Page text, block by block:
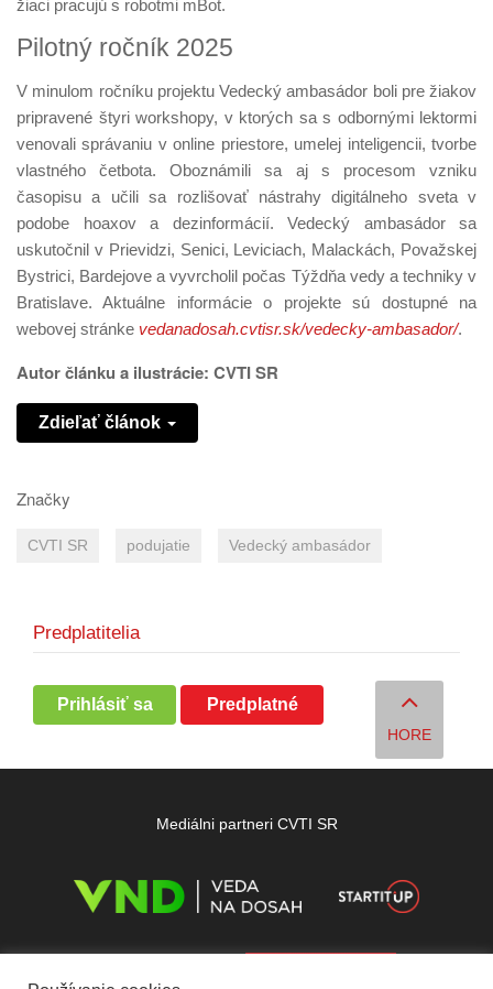
žiaci pracujú s robotmi mBot.
Pilotný ročník 2025
V minulom ročníku projektu Vedecký ambasádor boli pre žiakov
pripravené štyri workshopy, v ktorých sa s odbornými lektormi
venovali správaniu v online priestore, umelej inteligencii, tvorbe
vlastného četbota. Oboznámili sa aj s procesom vzniku
časopisu a učili sa rozlišovať nástrahy digitálneho sveta v
podobe hoaxov a dezinformácií. Vedecký ambasádor sa
uskutočnil v Prievidzi, Senici, Leviciach, Malackách, Považskej
Bystrici, Bardejove a vyvrcholil počas Týždňa vedy a techniky v
Bratislave. Aktuálne informácie o projekte sú dostupné na
webovej stránke vedanadosah.cvtisr.sk/vedecky-ambasador/.
Autor článku a ilustrácie: CVTI SR
Zdieľať článok
Značky
CVTI SR podujatie Vedecký ambasádor
Predplatitelia
Prihlásiť sa Predplatné
HORE
Mediálni partneri CVTI SR